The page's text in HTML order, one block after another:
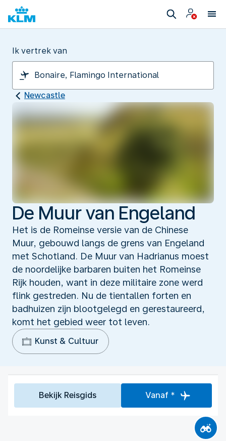
Ik vertrek van
Newcastle
De Muur van Engeland
Het is de Romeinse versie van de Chinese
Muur, gebouwd langs de grens van Engeland
met Schotland. De Muur van Hadrianus moest
de noordelijke barbaren buiten het Romeinse
Rijk houden, want in deze militaire zone werd
flink gestreden. Nu de tientallen forten en
badhuizen zijn blootgelegd en gerestaureerd,
komt het gebied weer tot leven.
Kunst & Cultuur
Bekijk Reisgids Vanaf *